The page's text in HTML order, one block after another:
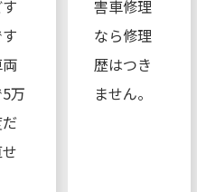
万
害車修理
なら修理
歴はつき
ません。